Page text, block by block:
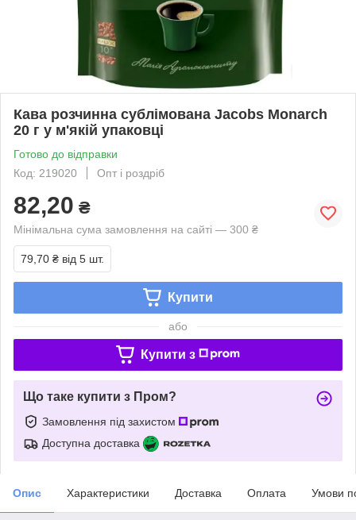
Кава розчинна сублімована Jacobs Monarch
20 г у м'якій упаковці
Готово до відправки
Код: 219020
Опт і роздріб
82,20 ₴
Мінімальна сума замовлення на сайті — 300 ₴
79,70 ₴ від 5 шт.
Купити
або
Купити з
Що таке купити з Пром?
Замовлення під захистом
Доступна доставка
Опис Характеристики Доставка Оплата Умови